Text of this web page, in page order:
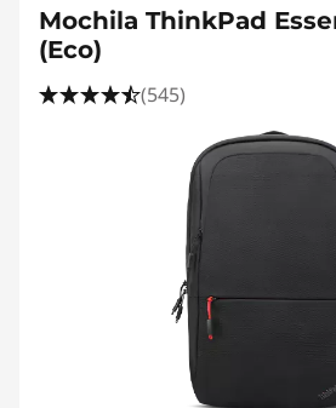
Mochila ThinkPad
(Eco)
(545)